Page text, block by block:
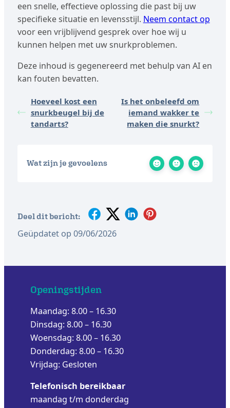
een snelle, effectieve oplossing die past bij uw
specifieke situatie en levensstijl. Neem contact op
voor een vrijblijvend gesprek over hoe wij u
kunnen helpen met uw snurkproblemen.
Deze inhoud is gegenereerd met behulp van AI en
kan fouten bevatten.
Hoeveel kost een
snurkbeugel bij de
tandarts?
Is het onbeleefd om
iemand wakker te
maken die snurkt?
Wat zijn je gevoelens
Deel dit bericht:
Geüpdatet op 09/06/2026
Openingstijden
Maandag: 8.00 – 16.30
Dinsdag: 8.00 – 16.30
Woensdag: 8.00 – 16.30
Donderdag: 8.00 – 16.30
Vrijdag: Gesloten
Telefonisch bereikbaar
maandag t/m donderdag